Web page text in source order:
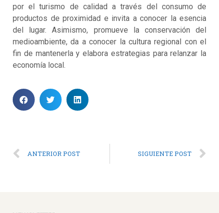
por el turismo de calidad a través del consumo de
productos de proximidad e invita a conocer la esencia
del lugar. Asimismo, promueve la conservación del
medioambiente, da a conocer la cultura regional con el
fin de mantenerla y elabora estrategias para relanzar la
economía local.
ANTERIOR POST SIGUIENTE POST